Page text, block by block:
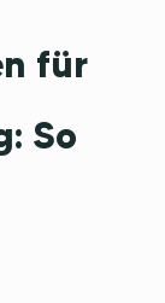
für
So